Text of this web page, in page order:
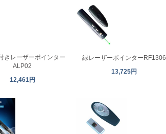
きレーザーポインター
ALP02
12,461円
緑レーザーポインターRF1306
13,725円